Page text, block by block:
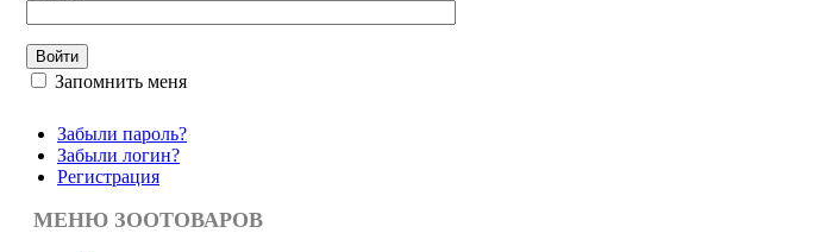
Запомнить меня
Забыли пароль?
Забыли логин?
Регистрация
МЕНЮ ЗООТОВАРОВ